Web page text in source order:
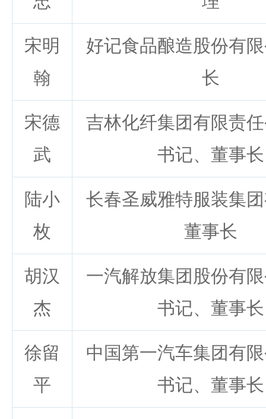
宋明
翰
好记食品酿造股份有
长
宋德
武
吉林化纤集团有限责
书记、董事长
陆小
枚
长春圣威雅特服装集
董事长
胡汉
杰
一汽解放集团股份有
书记、董事长
徐留
平
中国第一汽车集团有
书记、董事长